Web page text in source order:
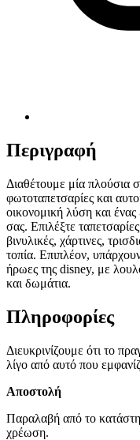
Περιγραφή
Διαθέτουμε μία πλούσια
φωτοταπετσαρίες και
οικονομική λύση και
σας. Επιλέξτε
βινυλικές, χάρτινες,
τοπία. Επιπλέον,
ήρωες της disney, με
και δωμάτια.
Πληροφορίες
Διευκρινίζουμε ότι το
λίγο από αυτό που
Αποστολή
Παραλαβή από το
χρέωση.